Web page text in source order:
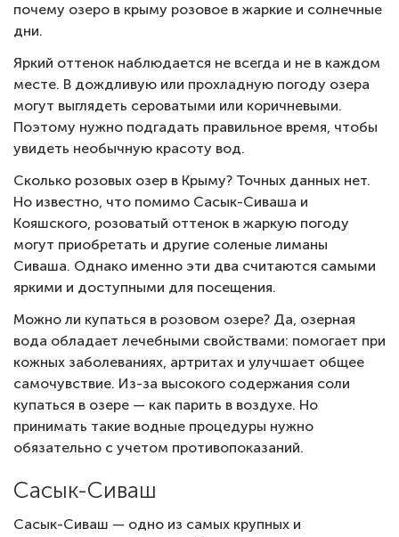
почему озеро в крыму розовое в жаркие и солнечные
дни.
Яркий оттенок наблюдается не всегда и не в каждом
месте. В дождливую или прохладную погоду озера
могут выглядеть сероватыми или коричневыми.
Поэтому нужно подгадать правильное время, чтобы
увидеть необычную красоту вод.
Сколько розовых озер в Крыму? Точных данных нет.
Но известно, что помимо Сасык-Сиваша и
Кояшского, розоватый оттенок в жаркую погоду
могут приобретать и другие соленые лиманы
Сиваша. Однако именно эти два считаются самыми
яркими и доступными для посещения.
Можно ли купаться в розовом озере? Да, озерная
вода обладает лечебными свойствами: помогает при
кожных заболеваниях, артритах и улучшает общее
самочувствие. Из-за высокого содержания соли
купаться в озере — как парить в воздухе. Но
принимать такие водные процедуры нужно
обязательно с учетом противопоказаний.
Сасык-Сиваш
Сасык-Сиваш — одно из самых крупных и